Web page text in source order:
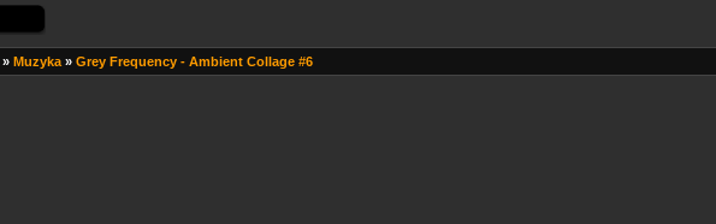
» Muzyka » Grey Frequency - Ambient Collage #6